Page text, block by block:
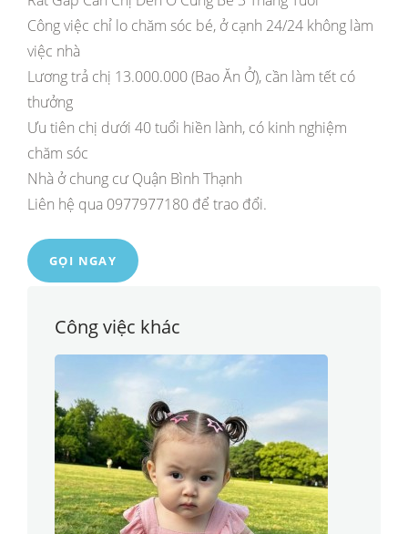
Công việc chỉ lo chăm sóc bé, ở cạnh 24/24 không làm
việc nhà
Lương trả chị 13.000.000 (Bao Ăn Ở), cần làm tết có
thưởng
Ưu tiên chị dưới 40 tuổi hiền lành, có kinh nghiệm
chăm sóc
Nhà ở chung cư Quận Bình Thạnh
Liên hệ qua 0977977180 để trao đổi.
GỌI NGAY
Công việc khác